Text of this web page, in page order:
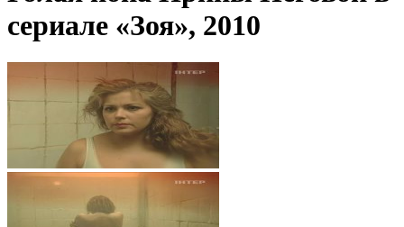
сериале «Зоя», 2010